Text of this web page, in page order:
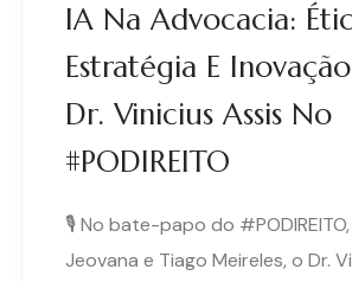
IA Na Advocacia:
Estratégia E
Dr. Vinicius Assis No
#PODIREITO
🎙 No bate-papo do
Jeovana e Tiago Meireles, o Dr.